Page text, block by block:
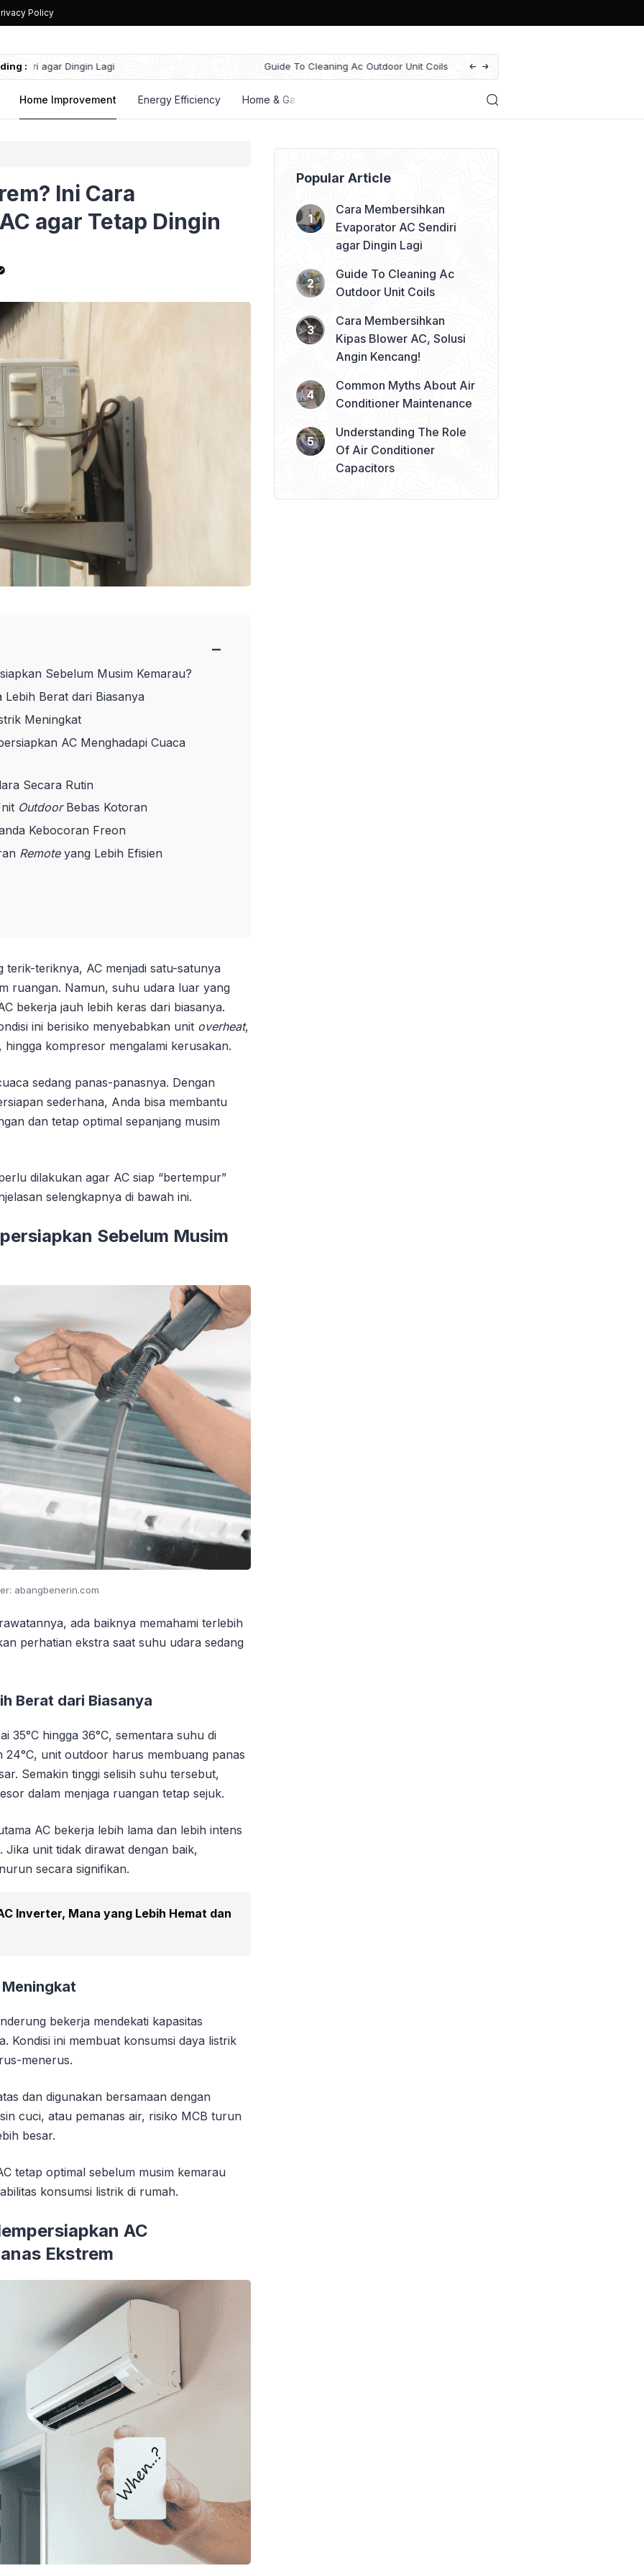
Policy
: Guide To Cleaning Ac Outdoor Unit Coils Cara Membersihkan Kipas Blower AC,
Home Improvement Energy Efficiency Home & Garden
Ini Cara
agar Tetap Dingin
−
Sebelum Musim Kemarau?
Lebih Berat dari Biasanya
Meningkat
AC Menghadapi Cuaca
Secara Rutin
OutdoorBebas Kotoran
Kebocoran Freon
Remoteyang Lebih Efisien
teriknya, AC menjadi satu-satunya
ruangan. Namun, suhu udara luar yang
bekerja jauh lebih keras dari biasanya.
ini berisiko menyebabkan unit overheat,
kompresor mengalami kerusakan.
sedang panas-panasnya. Dengan
sederhana, Anda bisa membantu
dan tetap optimal sepanjang musim
dilakukan agar AC siap “bertempur”
selengkapnya di bawah ini.
Sebelum Musim
abangbenerin.com
ada baiknya memahami terlebih
perhatian ekstra saat suhu udara sedang
Berat dari Biasanya
35°C hingga 36°C, sementara suhu di
unit outdoor harus membuang panas
Semakin tinggi selisih suhu tersebut,
dalam menjaga ruangan tetap sejuk.
AC bekerja lebih lama dan lebih intens
unit tidak dirawat dengan baik,
secara signifikan.
Inverter, Mana yang Lebih Hemat dan
bekerja mendekati kapasitas
Kondisi ini membuat konsumsi daya listrik
menerus.
dan digunakan bersamaan dengan
cuci, atau pemanas air, risiko MCB turun
besar.
tetap optimal sebelum musim kemarau
konsumsi listrik di rumah.
AC
Ekstrem
Popular Article
Cara Membersihkan
Evaporator AC Sendiri
agar Dingin Lagi
Guide To Cleaning Ac
Outdoor Unit Coils
Cara Membersihkan
Kipas Blower AC, Solusi
Angin Kencang!
Common Myths About Air
Conditioner Maintenance
Understanding The Role
Of Air Conditioner
Capacitors